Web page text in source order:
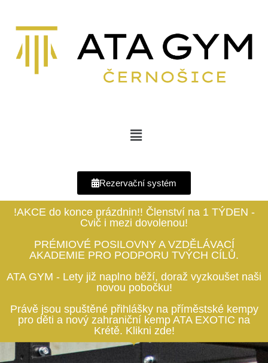
Rezervační systém
!AKCE do konce prázdnin!! Členství na 1 TÝDEN -
Cvič i mezi dovolenou!
PRÉMIOVÉ POSILOVNY A VZDĚLÁVACÍ
AKADEMIE PRO PODPORU TVÝCH CÍLŮ.
ATA GYM - Lety již naplno běží, doraž vyzkoušet naši
novou pobočku!
Právě jsou spuštěné přihlášky na příměstské kempy
pro děti a nový zahraniční kemp ATA EXOTIC na
Krétě. Klikni zde!